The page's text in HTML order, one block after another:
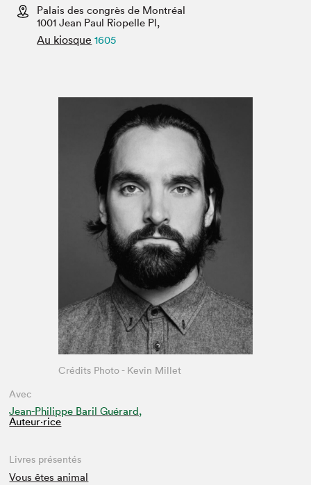
Espace médias
Palais des congrès de Montréal
1001 Jean Paul Riopelle Pl,
Au kiosque 1605
Avec
Jean-Philippe Baril Guérard,
Auteur·rice
Crédits Photo - Kevin Millet
Livres présentés
Vous êtes animal